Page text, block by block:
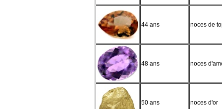
44 ans noces de
48 ans noces
50 ans noces d'or